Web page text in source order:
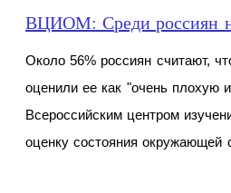
ВЦИОМ: Среди россиян
Около 56% россиян считают,
оценили ее как "очень плохую
Всероссийским центром
оценку состояния